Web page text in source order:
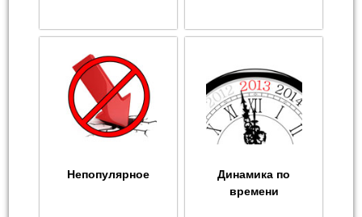
Непопулярное
Динамика по
времени